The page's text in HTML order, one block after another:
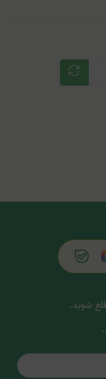
شوید.